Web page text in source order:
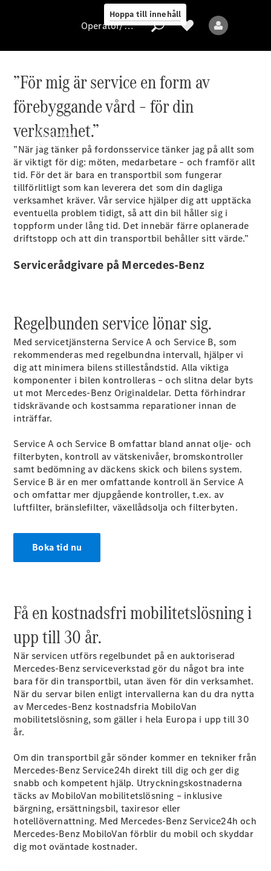
Hoppa till innehåll
av
personuppgifter
Modeller
Alla modeller
Elektriska modeller
Alla
Sprinter
Sprinter
Skåpbil
Tourer
Sprinter
Chassi
Sprinter
Chassibil -
dubbelhytt
Vito
Alla Vito
Vito Skåpbil
Vito Mixto
Konfigurator
Hitta din
återförsäljare
Citan
Operatör/skydd av personuppgifter
”För mig är service en form av
förebyggande vård – för din
verksamhet.”
”När jag tänker på fordonsservice tänker jag på allt som
är viktigt för dig: möten, medarbetare – och framför allt
tid. För det är bara en transportbil som fungerar
tillförlitligt som kan leverera det som din dagliga
verksamhet kräver. Vår service hjälper dig att upptäcka
eventuella problem tidigt, så att din bil håller sig i
toppform under lång tid. Det innebär färre oplanerade
driftstopp och att din transportbil behåller sitt värde.”
Servicerådgivare på Mercedes-Benz
Regelbunden service lönar sig.
Med servicetjänsterna Service A och Service B, som
rekommenderas med regelbundna intervall, hjälper vi
dig att minimera bilens stilleståndstid. Alla viktiga
komponenter i bilen kontrolleras – och slitna delar byts
ut mot Mercedes-Benz Originaldelar. Detta förhindrar
tidskrävande och kostsamma reparationer innan de
inträffar.
Service A och Service B omfattar bland annat olje- och
filterbyten, kontroll av vätskenivåer, bromskontroller
samt bedömning av däckens skick och bilens system.
Service B är en mer omfattande kontroll än Service A
och omfattar mer djupgående kontroller, t.ex. av
luftfilter, bränslefilter, växellådsolja och filterbyten.
Boka tid nu
Få en kostnadsfri mobilitetslösning i
upp till 30 år.
När servicen utförs regelbundet på en auktoriserad
Mercedes-Benz serviceverkstad gör du något bra inte
bara för din transportbil, utan även för din verksamhet.
När du servar bilen enligt intervallerna kan du dra nytta
av Mercedes-Benz kostnadsfria MobiloVan
mobilitetslösning, som gäller i hela Europa i upp till 30
år.
Om din transportbil går sönder kommer en tekniker från
Mercedes-Benz Service24h direkt till dig och ger dig
snabb och kompetent hjälp. Utryckningskostnaderna
täcks av MobiloVan mobilitetslösning – inklusive
bärgning, ersättningsbil, taxiresor eller
hotellövernattning. Med Mercedes-Benz Service24h och
Mercedes-Benz MobiloVan förblir du mobil och skyddar
dig mot oväntade kostnader.